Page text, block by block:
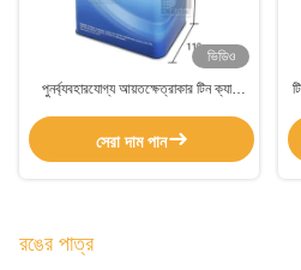
ভিডিও
পুনর্ব্যবহারযোগ্য আয়তক্ষেত্রাকার টিন ক্যান
সাথে টানুন ids াকনা
সেরা দাম পান
রঙের পাত্র